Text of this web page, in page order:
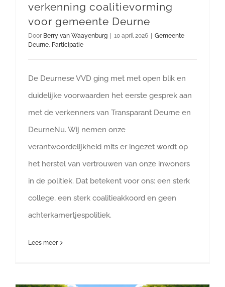
verkenning coalitievorming
voor gemeente Deurne
Door Berry van Waayenburg 10 april 2026
Gemeente
Deurne, Participatie
De Deurnese VVD ging met met open blik en
duidelijke voorwaarden het eerste gesprek aan
met de verkenners van Transparant Deurne en
DeurneNu. Wij nemen onze
verantwoordelijkheid mits er ingezet wordt op
het herstel van vertrouwen van onze inwoners
in de politiek. Dat betekent voor ons: een sterk
college, een sterk coalitieakkoord en geen
achterkamertjespolitiek.
Lees meer